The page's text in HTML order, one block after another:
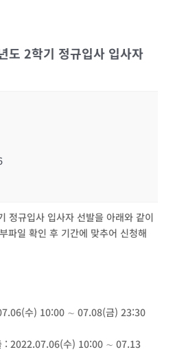
도 2학기 정규입사 입사자
정규입사 입사자 선발을 아래와 같이
파일 확인 후 기간에 맞추어 신청해
수) 10:00 ∼ 07.08(금) 23:30
: 2022.07.06(수) 10:00 ∼ 07.13